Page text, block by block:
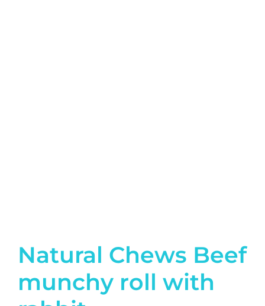
Natural Chews Beef
munchy roll with